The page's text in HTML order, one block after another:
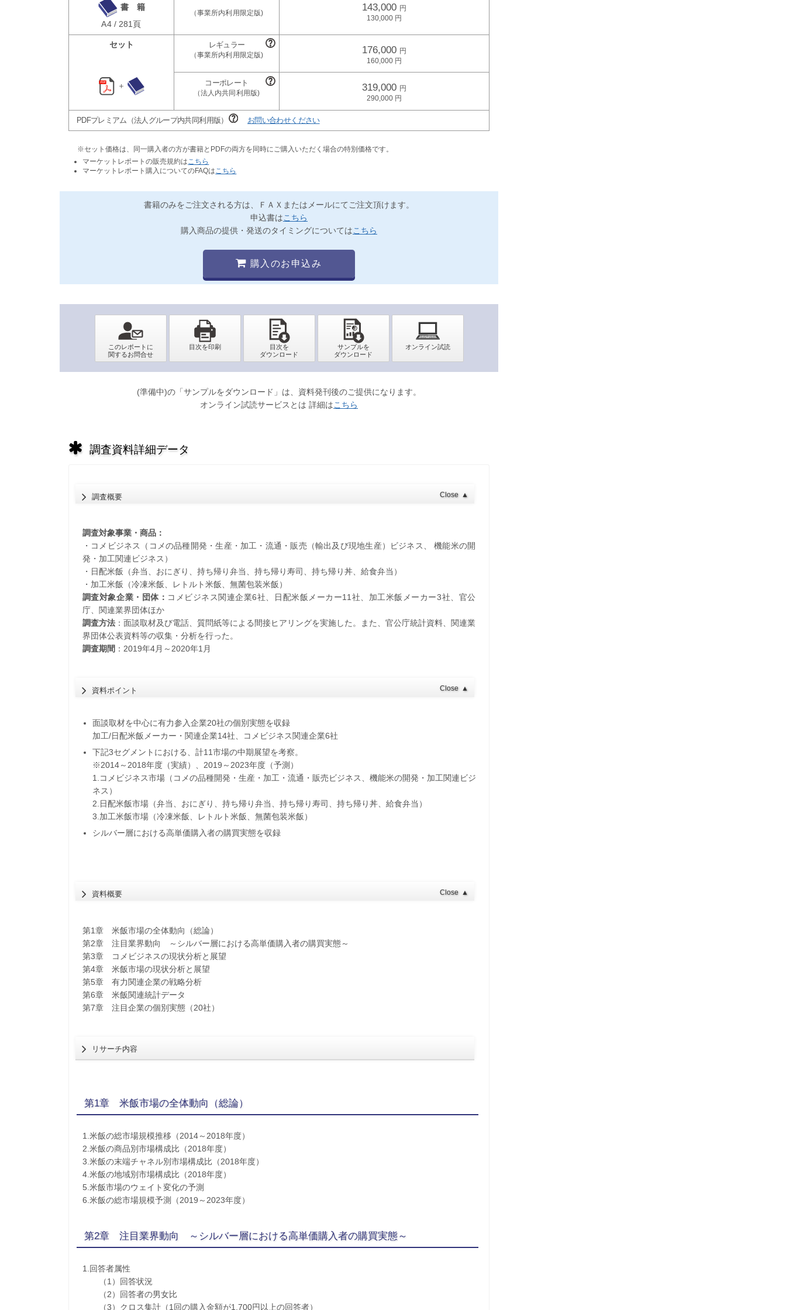
書 籍
A4 / 281頁
143,000
130,000
セット 176,000
160,000
＋ 319,000
290,000
PDFプレミアム（法人グループ内共同利用版） お問い合わせください
※セット価格は、同一購入者の方が書籍とPDFの両方を同時にご購入いただく場合の特別価格です。
マーケットレポートの販売規約は こちら
マーケットレポート購入についてのFAQは こちら
書籍のみをご注文される方は、ＦＡＸまたはメールにてご注文頂けます。
申込書はこちら
購入商品の提供・発送のタイミングについてはこちら
購入のお申込み
(準備中)の「サンプルをダウンロード」は、資料発刊後のご提供になります。
オンライン試読サービスとは 詳細はこちら
調査資料詳細データ
調査概要 Close ▲
調査対象事業・商品：
・コメビジネス（コメの品種開発・生産・加工・流通・販売（輸出及び現地生産）ビジネス、 機能米の開
発・加工関連ビジネス）
・日配米飯（弁当、おにぎり、持ち帰り弁当、持ち帰り寿司、持ち帰り丼、給食弁当）
・加工米飯（冷凍米飯、レトルト米飯、無菌包装米飯）
調査対象企業・団体： コメビジネス関連企業6社、日配米飯メーカー11社、加工米飯メーカー3社、官公
庁、関連業界団体ほか
調査方法：面談取材及び電話、質問紙等による間接ヒアリングを実施した。また、官公庁統計資料、関連業
界団体公表資料等の収集・分析を行った。
調査期間 ：2019年4月～2020年1月
資料ポイント Close ▲
面談取材を中心に有力参入企業20社の個別実態を収録
加工/日配米飯メーカー・関連企業14社、コメビジネス関連企業6社
下記3セグメントにおける、計11市場の中期展望を考察。
※2014～2018年度（実績）、2019～2023年度（予測）
1.コメビジネス市場（コメの品種開発・生産・加工・流通・販売ビジネス、機能米の開発・加工関連ビジ
ネス）
2.日配米飯市場（弁当、おにぎり、持ち帰り弁当、持ち帰り寿司、持ち帰り丼、給食弁当）
3.加工米飯市場（冷凍米飯、レトルト米飯、無菌包装米飯）
シルバー層における高単価購入者の購買実態を収録
資料概要 Close ▲
第1章 米飯市場の全体動向（総論）
第2章 注目業界動向 ～シルバー層における高単価購入者の購買実態～
第3章 コメビジネスの現状分析と展望
第4章 米飯市場の現状分析と展望
第5章 有力関連企業の戦略分析
第6章 米飯関連統計データ
第7章 注目企業の個別実態（20社）
リサーチ内容
第1章 米飯市場の全体動向（総論）
1.米飯の総市場規模推移（2014～2018年度）
2.米飯の商品別市場構成比（2018年度）
3.米飯の末端チャネル別市場構成比（2018年度）
4.米飯の地域別市場構成比（2018年度）
5.米飯市場のウェイト変化の予測
6.米飯の総市場規模予測（2019～2023年度）
第2章 注目業界動向 ～シルバー層における高単価購入者の購買実態～
1.回答者属性
（1）回答状況
（2）回答者の男女比
（3）クロス集計（1回の購入金額が1,700円以上の回答者）